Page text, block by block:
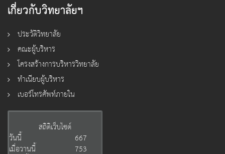
เกี่ยวกับวิทยาลัยฯ
ประวัติวิทยาลัย
คณะผู้บริหาร
โครงสร้างการบริหารวิทยาลัย
ทำเนียบผู้บริหาร
เบอร์โทรศัพท์ภายใน
สถิติเว็บไซต์
วันนี้
667
เมื่อวานนี้
753